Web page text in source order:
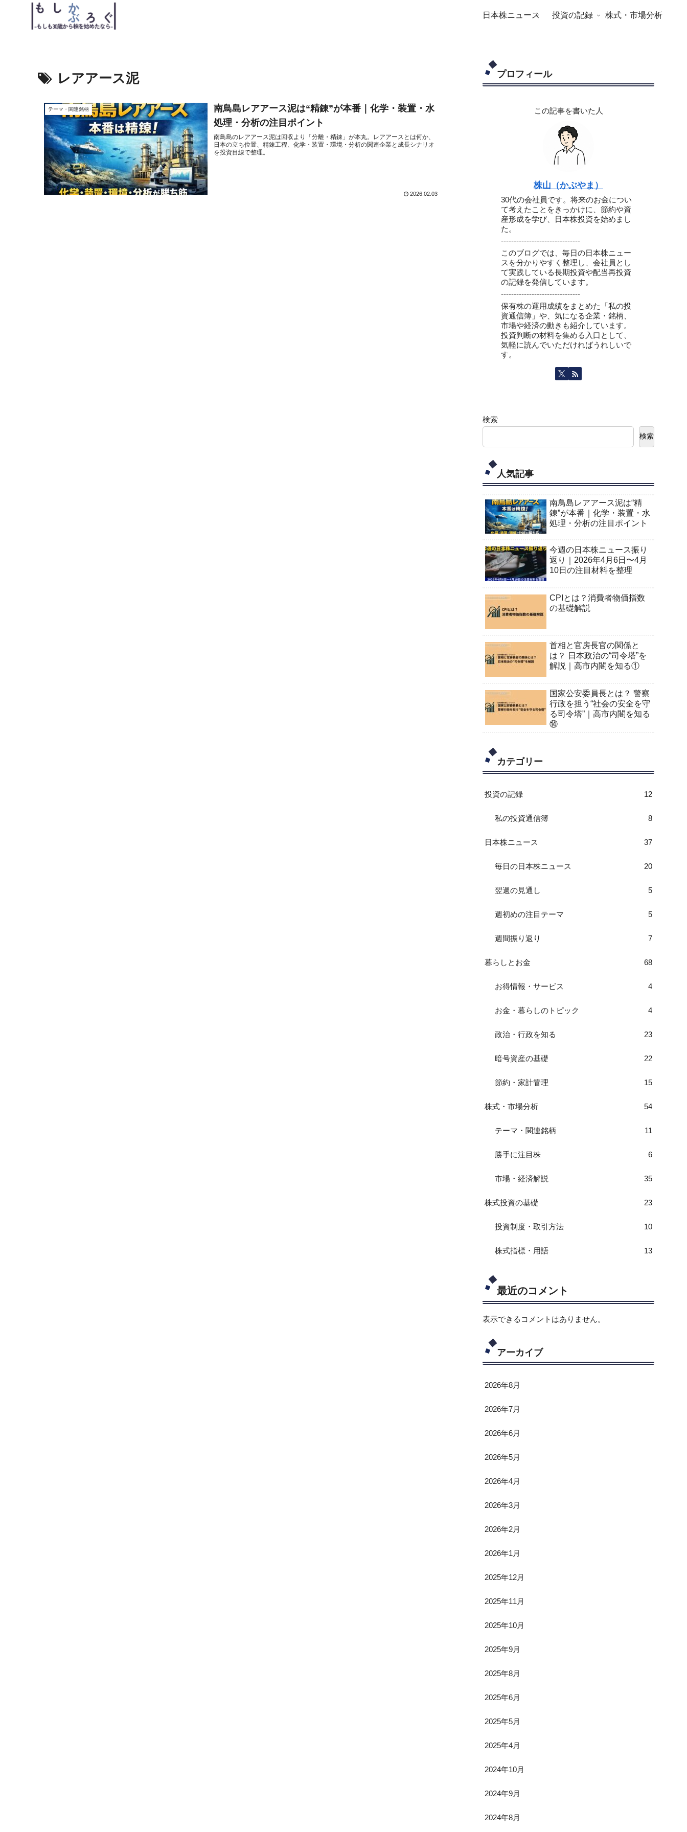
日本株ニュース 投資の記録 株式・市場分析
レアアース泥
テーマ・関連銘柄
南鳥島レアアース泥は“精錬”が本番｜化学・装置・水
処理・分析の注目ポイント
南鳥島のレアアース泥は回収より「分離・精錬」が本丸。レアアースとは何か、
日本の立ち位置、精錬工程、化学・装置・環境・分析の関連企業と成長シナリオ
を投資目線で整理。
2026.02.03
プロフィール
この記事を書いた人
株山（かぶやま）
30代の会社員です。将来のお金につい
て考えたことをきっかけに、節約や資
産形成を学び、日本株投資を始めまし
た。
-------------------------------
このブログでは、毎日の日本株ニュー
スを分かりやすく整理し、会社員とし
て実践している長期投資や配当再投資
の記録を発信しています。
-------------------------------
保有株の運用成績をまとめた「私の投
資通信簿」や、気になる企業・銘柄、
市場や経済の動きも紹介しています。
投資判断の材料を集める入口として、
気軽に読んでいただければうれしいで
す。
検索
検索
人気記事
南鳥島レアアース泥は“精
錬”が本番｜化学・装置・水
処理・分析の注目ポイント
今週の日本株ニュース振り
返り｜2026年4月6日〜4月
10日の注目材料を整理
CPIとは？消費者物価指数
の基礎解説
首相と官房長官の関係と
は？ 日本政治の“司令塔”を
解説｜高市内閣を知る①
国家公安委員長とは？ 警察
行政を担う“社会の安全を守
る司令塔”｜高市内閣を知る
⑭
カテゴリー
投資の記録 12
私の投資通信簿 8
日本株ニュース 37
毎日の日本株ニュース 20
翌週の見通し 5
週初めの注目テーマ 5
週間振り返り 7
暮らしとお金 68
お得情報・サービス 4
お金・暮らしのトピック 4
政治・行政を知る 23
暗号資産の基礎 22
節約・家計管理 15
株式・市場分析 54
テーマ・関連銘柄 11
勝手に注目株 6
市場・経済解説 35
株式投資の基礎 23
投資制度・取引方法 10
株式指標・用語 13
最近のコメント
表示できるコメントはありません。
アーカイブ
2026年8月
2026年7月
2026年6月
2026年5月
2026年4月
2026年3月
2026年2月
2026年1月
2025年12月
2025年11月
2025年10月
2025年9月
2025年8月
2025年6月
2025年5月
2025年4月
2024年10月
2024年9月
2024年8月